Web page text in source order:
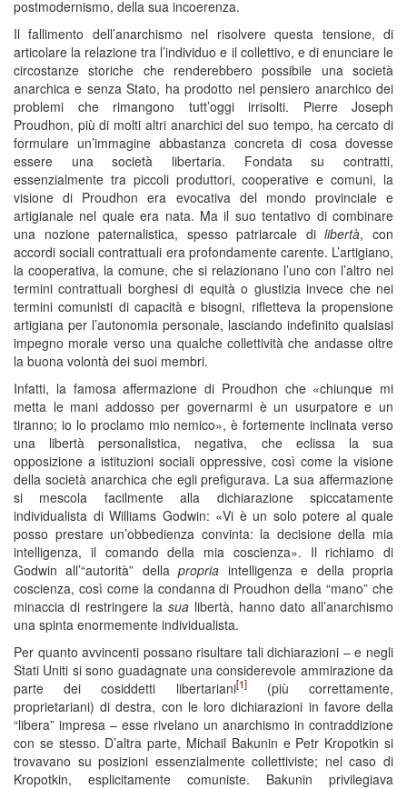
postmodernismo, della sua incoerenza.
Il fallimento dell’anarchismo nel risolvere questa tensione, di
articolare la relazione tra l’individuo e il collettivo, e di enunciare le
circostanze storiche che renderebbero possibile una società
anarchica e senza Stato, ha prodotto nel pensiero anarchico dei
problemi che rimangono tutt’oggi irrisolti. Pierre Joseph
Proudhon, più di molti altri anarchici del suo tempo, ha cercato di
formulare un’immagine abbastanza concreta di cosa dovesse
essere una società libertaria. Fondata su contratti,
essenzialmente tra piccoli produttori, cooperative e comuni, la
visione di Proudhon era evocativa del mondo provinciale e
artigianale nel quale era nata. Ma il suo tentativo di combinare
una nozione paternalistica, spesso patriarcale dilibertà, con
accordi sociali contrattuali era profondamente carente. L’artigiano,
la cooperativa, la comune, che si relazionano l’uno con l’altro nei
termini contrattuali borghesi di equità o giustizia invece che nei
termini comunisti di capacità e bisogni, rifletteva la propensione
artigiana per l’autonomia personale, lasciando indefinito qualsiasi
impegno morale verso una qualche collettività che andasse oltre
la buona volontà dei suoi membri.
Infatti, la famosa affermazione di Proudhon che «chiunque mi
metta le mani addosso per governarmi è un usurpatore e un
tiranno; io lo proclamo mio nemico», è fortemente inclinata verso
una libertà personalistica, negativa, che eclissa la sua
opposizione a istituzioni sociali oppressive, così come la visione
della società anarchica che egli prefigurava. La sua affermazione
si mescola facilmente alla dichiarazione spiccatamente
individualista di Williams Godwin: «Vi è un solo potere al quale
posso prestare un’obbedienza convinta: la decisione della mia
intelligenza, il comando della mia coscienza». Il richiamo di
Godwin all’“autorità” dellapropria intelligenza e della propria
coscienza, così come la condanna di Proudhon della “mano” che
minaccia di restringere la sua libertà, hanno dato all’anarchismo
una spinta enormemente individualista.
Per quanto avvincenti possano risultare tali dichiarazioni – e negli
Stati Uniti si sono guadagnate una considerevole ammirazione da
parte dei cosiddetti libertariani[1](più correttamente,
proprietariani) di destra, con le loro dichiarazioni in favore della
“libera” impresa – esse rivelano un anarchismo in contraddizione
con se stesso. D’altra parte, Michail Bakunin e Petr Kropotkin si
trovavano su posizioni essenzialmente collettiviste; nel caso di
Kropotkin, esplicitamente comuniste. Bakunin privilegiava